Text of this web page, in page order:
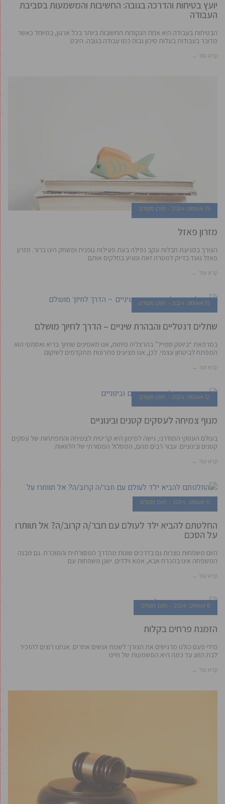
יועץ בטיחות והדרכה בגובה: החשיבות והמשמעות בסביבת
העבודה
הבטיחות בעבודה היא אחת הנקודות החשובות ביותר בכל ארגון, במיוחד כאשר
מדובר בעבודות בעלות סיכון גבוה כמו עבודה בגובה. היבט
קרא עוד ←
15 אוגוסט, 2024 תוכן מקודם
מזרון פאזל
הצורך במניעת חבלות עקב נפילה בעת פעילות גופנית ומשחק הינו ברור. מזרון
פאזל נועד בדיוק למטרה זאת ומגיע בחלקים אותם
קרא עוד ←
15 אוגוסט, 2024 תוכן מקודם
שתלים דנטליים והבהרת שיניים – הדרך לחיוך מושלם
במרפאת “ביוטק סמייל” בהרצליה פיתוח, אנו מאמינים שחיוך בריא ואסתטי הוא
המפתח לביטחון עצמי. לכן, אנו מציעים פתרונות מתקדמים לשיקום
קרא עוד ←
12 אוגוסט, 2024 תוכן מקודם
מנוף צמיחה לעסקים קטנים ובינוניים
בעולם העסקי המודרני, גישה למימון היא קריטית לצמיחה והתפתחות של עסקים
קטנים ובינוניים. עבור רבים מהם, המסלול המסורתי של הלוואות
קרא עוד ←
11 אוגוסט, 2024 תוכן מקודם
החלטתם להביא ילד לעולם עם חבר/ה קרוב/ה? אל תוותרו
על הסכם
היום משפחות נוצרות גם בדרכים שונות מהדרך המסורתית והמוכרת. גם מבנה
המשפחה אינו בהכרח אבא, אמא וילדים. ישנן משפחות עם
קרא עוד ←
8 אוגוסט, 2024 תוכן מקודם
הזמנת פרחים בקלות
מידי פעם כולנו מרגישים את הצורך לשמח אנשים אחרים. אנחנו רוצים להזכיר
לבת הזוג עד כמה היא המשמעות של חיינו
קרא עוד ←